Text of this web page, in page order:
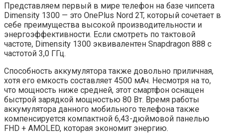
Представляем первый в мире телефон на базе чипсета
Dimensity 1300 — это OnePlus Nord 2T, который сочетает в
себе преимущества высокой производительности и
энергоэффективности. Если смотреть по тактовой
частоте, Dimensity 1300 эквивалентен Snapdragon 888 с
частотой 3,0 ГГц.
Способность аккумулятора также довольно приличная,
хотя его емкость составляет 4500 мАч. Несмотря на то,
что мощность ниже средней, этот смартфон оснащен
быстрой зарядкой мощностью 80 Вт. Время работы
аккумулятора данного мобильного телефона также
компенсируется компактной 6,43-дюймовой панелью
FHD + AMOLED, которая экономит энергию.